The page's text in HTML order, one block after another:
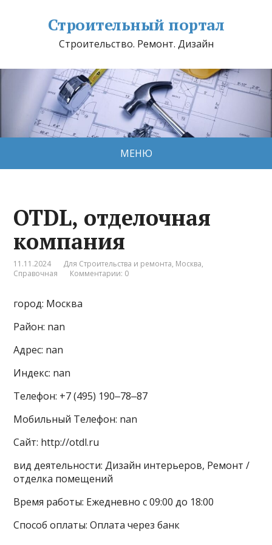
Строительный портал
Строительство. Ремонт. Дизайн
МЕНЮ
OTDL, отделочная
компания
11.11.2024 Для Строительства и ремонта, Москва,
Справочная
Комментарии: 0
город: Москва
Район: nan
Адрес: nan
Индекс: nan
Телефон: +7 (495) 190‒78‒87
Мобильный Телефон: nan
Сайт: http://otdl.ru
вид деятельности: Дизайн интерьеров, Ремонт /
отделка помещений
Время работы: Ежедневно с 09:00 до 18:00
Способ оплаты: Оплата через банк